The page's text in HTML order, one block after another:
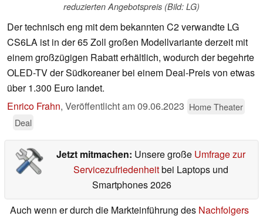
reduzierten Angebotspreis (Bild: LG)
Der technisch eng mit dem bekannten C2 verwandte LG
CS6LA ist in der 65 Zoll großen Modellvariante derzeit mit
einem großzügigen Rabatt erhältlich, wodurch der begehrte
OLED-TV der Südkoreaner bei einem Deal-Preis von etwas
über 1.300 Euro landet.
Enrico Frahn, Veröffentlicht am09.06.2023 Home Theater
Deal
Jetzt mitmachen: Unsere große Umfrage zur
Servicezufriedenheitbei Laptops und
Smartphones 2026
Auch wenn er durch die Markteinführung des Nachfolgers